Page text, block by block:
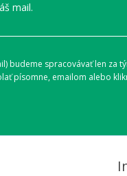
mail.
budeme spracovávať len za
písomne, emailom alebo